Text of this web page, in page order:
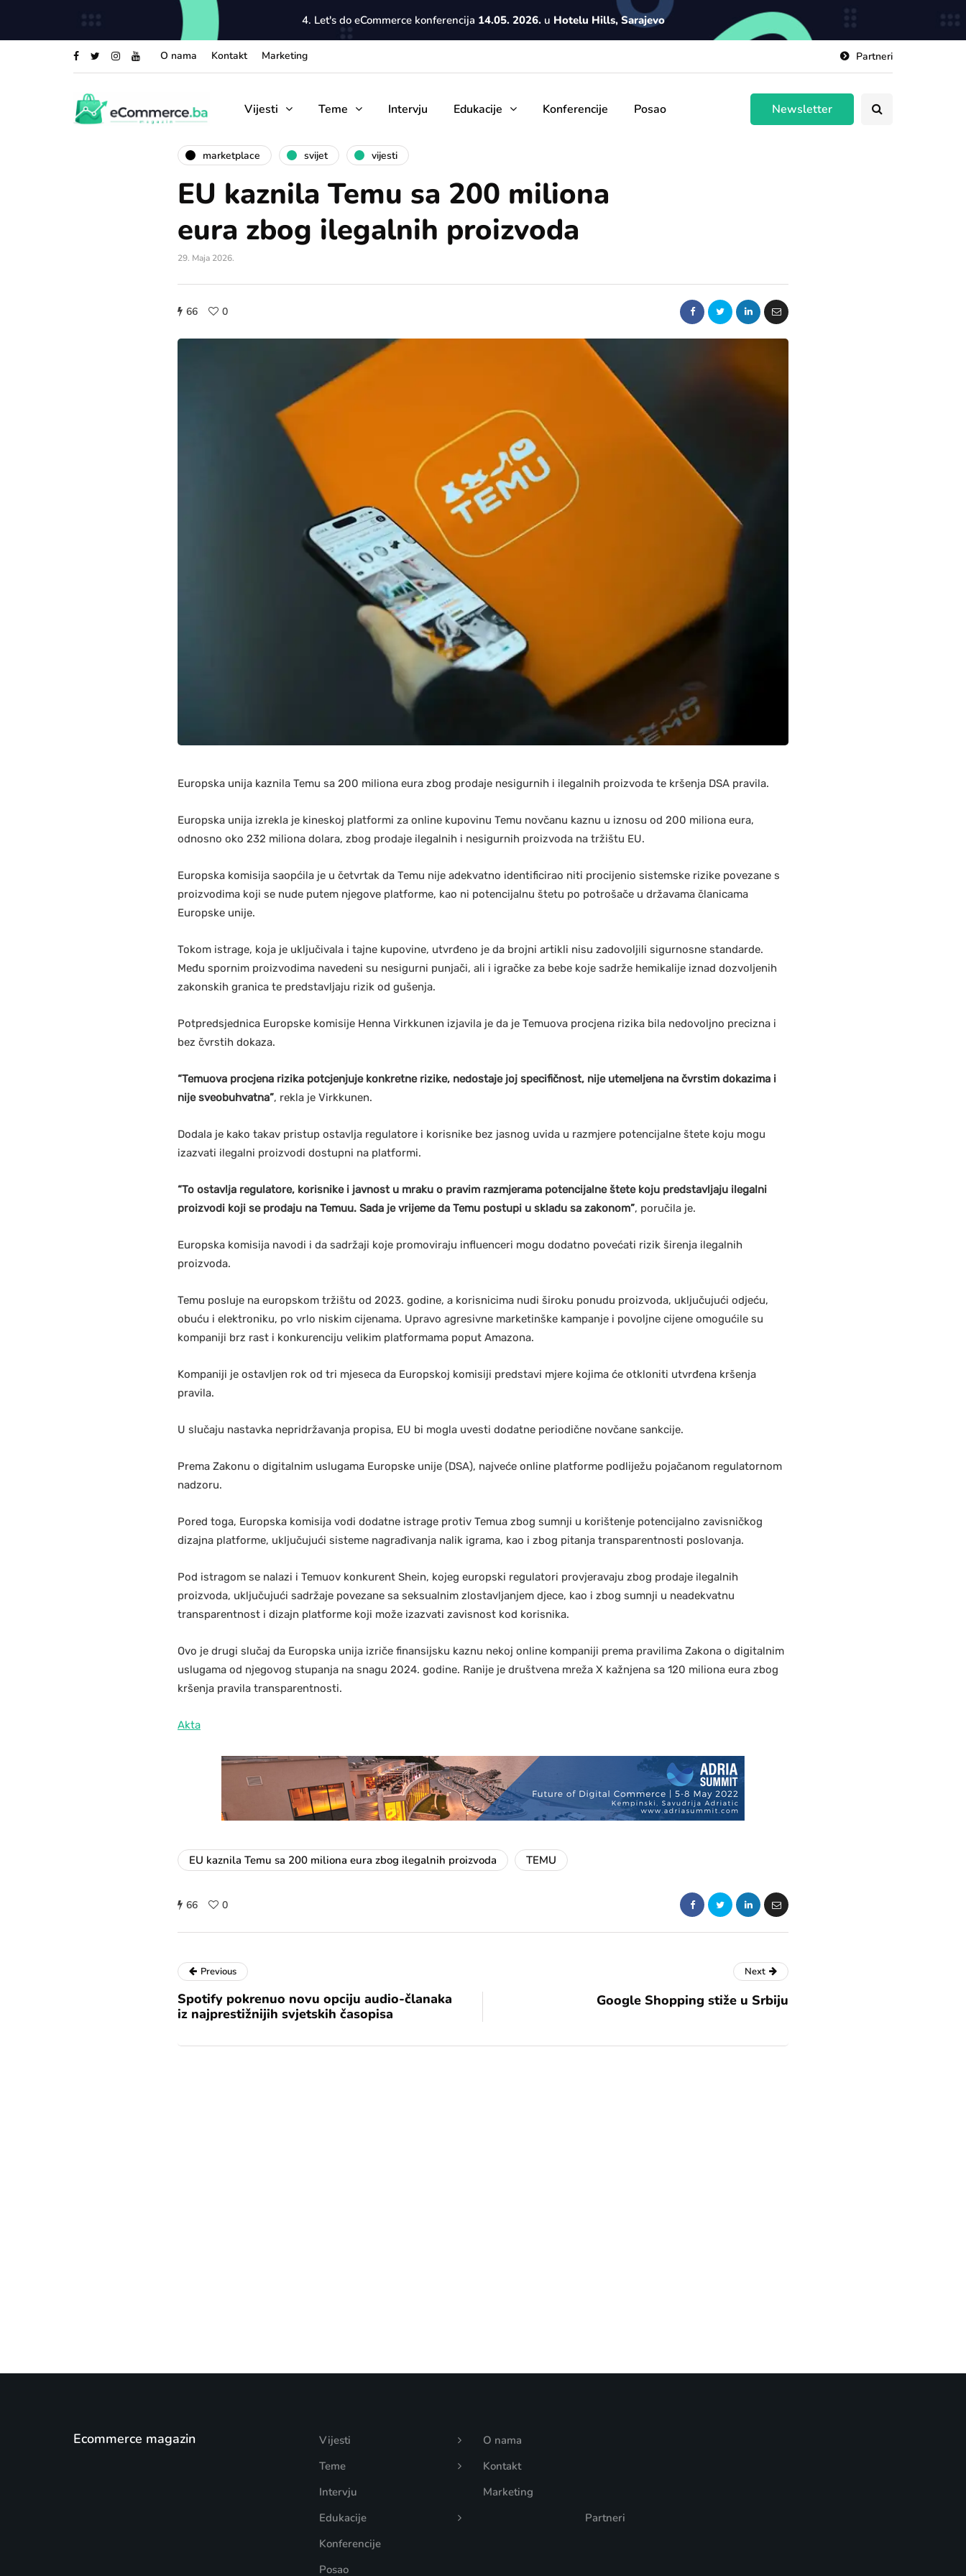
4. Let's do eCommerce konferencija 14.05. 2026.u Hotelu Hills, Sarajevo
O nama Kontakt Marketing Partneri
Vijesti Teme Intervju Edukacije Konferencije Posao Newsletter
marketplace svijet vijesti
EU kaznila Temu sa 200 miliona
eura zbog ilegalnih proizvoda
29. Maja 2026.
66 0
Europska unija kaznila Temu sa 200 miliona eura zbog prodaje nesigurnih i ilegalnih proizvoda te kršenja DSA pravila.
Europska unija izrekla je kineskoj platformi za online kupovinu Temu novčanu kaznu u iznosu od 200 miliona eura,
odnosno oko 232 miliona dolara, zbog prodaje ilegalnih i nesigurnih proizvoda na tržištu EU.
Europska komisija saopćila je u četvrtak da Temu nije adekvatno identificirao niti procijenio sistemske rizike povezane s
proizvodima koji se nude putem njegove platforme, kao ni potencijalnu štetu po potrošače u državama članicama
Europske unije.
Tokom istrage, koja je uključivala i tajne kupovine, utvrđeno je da brojni artikli nisu zadovoljili sigurnosne standarde.
Među spornim proizvodima navedeni su nesigurni punjači, ali i igračke za bebe koje sadrže hemikalije iznad dozvoljenih
zakonskih granica te predstavljaju rizik od gušenja.
Potpredsjednica Europske komisije Henna Virkkunen izjavila je da je Temuova procjena rizika bila nedovoljno precizna i
bez čvrstih dokaza.
“Temuova procjena rizika potcjenjuje konkretne rizike, nedostaje joj specifičnost, nije utemeljena na čvrstim dokazima i
nije sveobuhvatna”, rekla je Virkkunen.
Dodala je kako takav pristup ostavlja regulatore i korisnike bez jasnog uvida u razmjere potencijalne štete koju mogu
izazvati ilegalni proizvodi dostupni na platformi.
“To ostavlja regulatore, korisnike i javnost u mraku o pravim razmjerama potencijalne štete koju predstavljaju ilegalni
proizvodi koji se prodaju na Temuu. Sada je vrijeme da Temu postupi u skladu sa zakonom”, poručila je.
Europska komisija navodi i da sadržaji koje promoviraju influenceri mogu dodatno povećati rizik širenja ilegalnih
proizvoda.
Temu posluje na europskom tržištu od 2023. godine, a korisnicima nudi široku ponudu proizvoda, uključujući odjeću,
obuću i elektroniku, po vrlo niskim cijenama. Upravo agresivne marketinške kampanje i povoljne cijene omogućile su
kompaniji brz rast i konkurenciju velikim platformama poput Amazona.
Kompaniji je ostavljen rok od tri mjeseca da Europskoj komisiji predstavi mjere kojima će otkloniti utvrđena kršenja
pravila.
U slučaju nastavka nepridržavanja propisa, EU bi mogla uvesti dodatne periodične novčane sankcije.
Prema Zakonu o digitalnim uslugama Europske unije (DSA), najveće online platforme podliježu pojačanom regulatornom
nadzoru.
Pored toga, Europska komisija vodi dodatne istrage protiv Temua zbog sumnji u korištenje potencijalno zavisničkog
dizajna platforme, uključujući sisteme nagrađivanja nalik igrama, kao i zbog pitanja transparentnosti poslovanja.
Pod istragom se nalazi i Temuov konkurent Shein, kojeg europski regulatori provjeravaju zbog prodaje ilegalnih
proizvoda, uključujući sadržaje povezane sa seksualnim zlostavljanjem djece, kao i zbog sumnji u neadekvatnu
transparentnost i dizajn platforme koji može izazvati zavisnost kod korisnika.
Ovo je drugi slučaj da Europska unija izriče finansijsku kaznu nekoj online kompaniji prema pravilima Zakona o digitalnim
uslugama od njegovog stupanja na snagu 2024. godine. Ranije je društvena mreža X kažnjena sa 120 miliona eura zbog
kršenja pravila transparentnosti.
Akta
EU kaznila Temu sa 200 miliona eura zbog ilegalnih proizvoda TEMU
66 0
Previous
Spotify pokrenuo novu opciju audio-članaka
iz najprestižnijih svjetskih časopisa
Next
Google Shopping stiže u Srbiju
Ecommerce magazin
Vijesti
Teme
Intervju
Edukacije
Konferencije
Posao
O nama
Kontakt
Marketing
Partneri